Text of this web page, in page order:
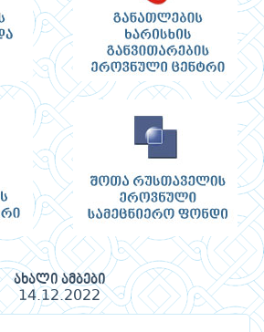
ახალი ამბები
14.12.2022